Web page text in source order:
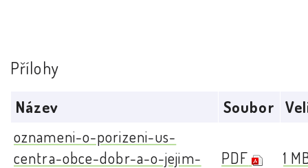
Přílohy
Název Soubor
oznameni-o-porizeni-us-
centra-obce-dobr-a-o-jejim-
PDF 1